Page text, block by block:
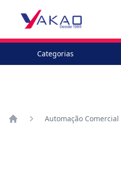
Categorias
Automação Comercial